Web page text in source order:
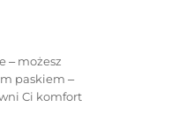
‒ możesz
paskiem ‒
Ci komfort